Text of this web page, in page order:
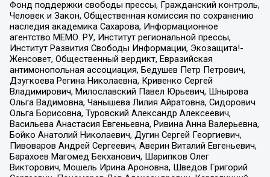
Фонд поддержки свободы прессы, Гражданский контроль,
Человек и Закон, Общественная комиссия по сохранению
наследия академика Сахарова, Информационное
агентство МЕМО. РУ, Институт региональной прессы,
Институт Развития Свободы Информации, Экозащита!-
Женсовет, Общественный вердикт, Евразийская
антимонопольная ассоциация, Бедушев Петр Петрович,
Дзугкоева Регина Николаевна, Кривенко Сергей
Владимирович, Милославский Павел Юрьевич, Шнырова
Ольга Вадимовна, Чанышева Лилия Айратовна, Сидорович
Ольга Борисовна, Туровский Александр Алексеевич,
Васильева Анастасия Евгеньевна, Ривина Анна Валерьевна,
Бойко Анатолий Николаевич, Дугин Сергей Георгиевич,
Пивоваров Андрей Сергеевич, Аверин Виталий Евгеньевич,
Барахоев Магомед Бекханович, Шарипков Олег
Викторович, Мошель Ирина Ароновна, Шведов Григорий